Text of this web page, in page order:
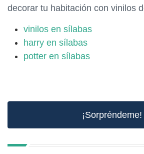
decorar tu habitación con vinilos
vinilos en sílabas
harry en sílabas
potter en sílabas
¡Sorpréndeme!